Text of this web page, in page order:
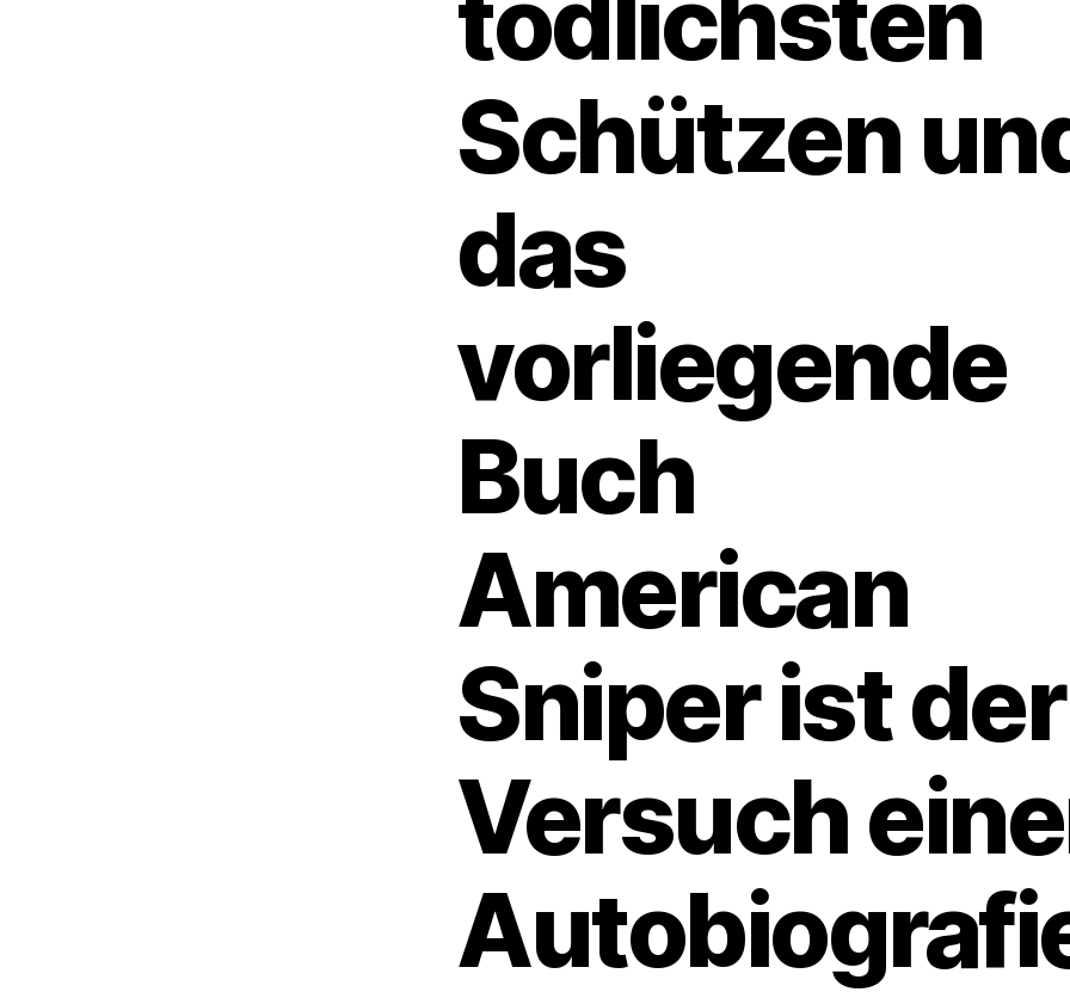
Schützen
das
vorliegende
Buch
American
Sniper ist der
Versuch